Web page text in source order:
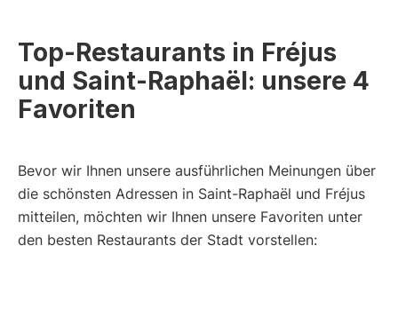
Top-Restaurants in Fréjus
und Saint-Raphaël: unsere 4
Favoriten
Bevor wir Ihnen unsere ausführlichen Meinungen über
die schönsten Adressen in Saint-Raphaël und Fréjus
mitteilen, möchten wir Ihnen unsere Favoriten unter
den besten Restaurants der Stadt vorstellen: